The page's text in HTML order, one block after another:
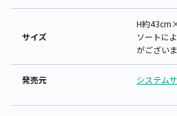
サイズ
H約
ソートに
がございま
発売元 システム